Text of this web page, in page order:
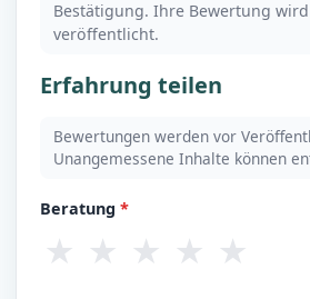
Bestätigung. Ihre Bewertung
veröffentlicht.
Erfahrung teilen
Bewertungen werden vor
Unangemessene Inhalte können
Beratung*
★ ★ ★ ★ ★